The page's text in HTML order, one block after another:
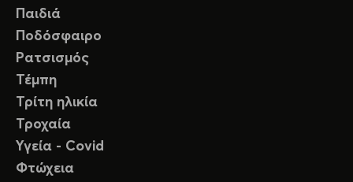
Παιδιά
Ποδόσφαιρο
Ρατσισμός
Τέμπη
Τρίτη ηλικία
Τροχαία
Υγεία - Covid
Φτώχεια